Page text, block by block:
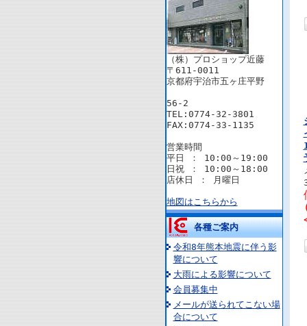
（株）プロショップ近藤
〒611-0011
京都府宇治市五ヶ庄平野
56-2
TEL:0774-32-3801
FAX:0774-33-1135
営業時間
平日 ： 10:00～19:00
日祝 ： 10:00～18:00
店休日 ： 月曜日
地図はこちらから
各種ご案内
令和8年熊本地震に伴う影
響について
大雨による影響について
会員募集中
メールが送られてこない場
合について